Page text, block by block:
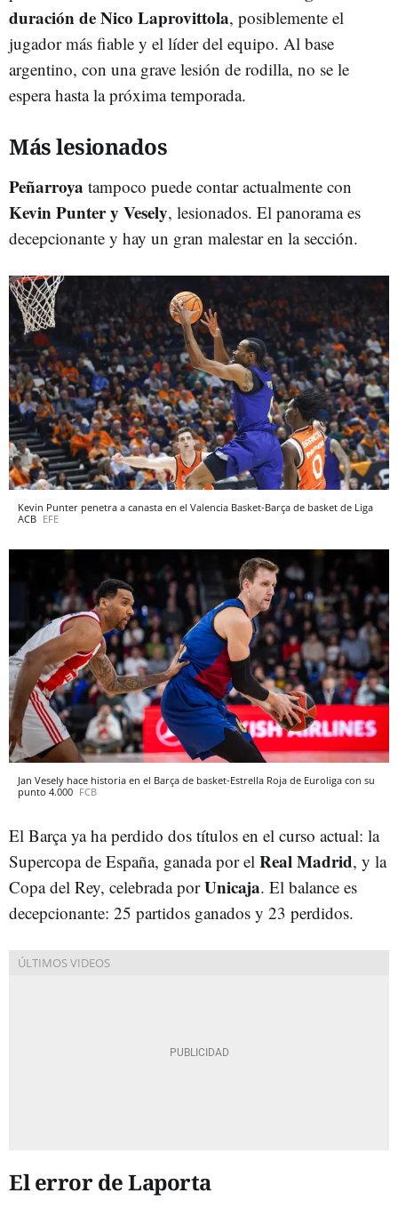
duración de Nico Laprovittola, posiblemente el
jugador más fiable y el líder del equipo. Al base
argentino, con una grave lesión de rodilla, no se le
espera hasta la próxima temporada.
Más lesionados
Peñarroya tampoco puede contar actualmente con
Kevin Punter y Vesely, lesionados. El panorama es
decepcionante y hay un gran malestar en la sección.
Kevin Punter penetra a canasta en el Valencia Basket-Barça de basket de Liga
ACB EFE
Jan Vesely hace historia en el Barça de basket-Estrella Roja de Euroliga con su
punto 4.000 FCB
El Barça ya ha perdido dos títulos en el curso actual: la
Supercopa de España, ganada por el Real Madrid, y la
Copa del Rey, celebrada porUnicaja. El balance es
decepcionante: 25 partidos ganados y 23 perdidos.
El error de Laporta